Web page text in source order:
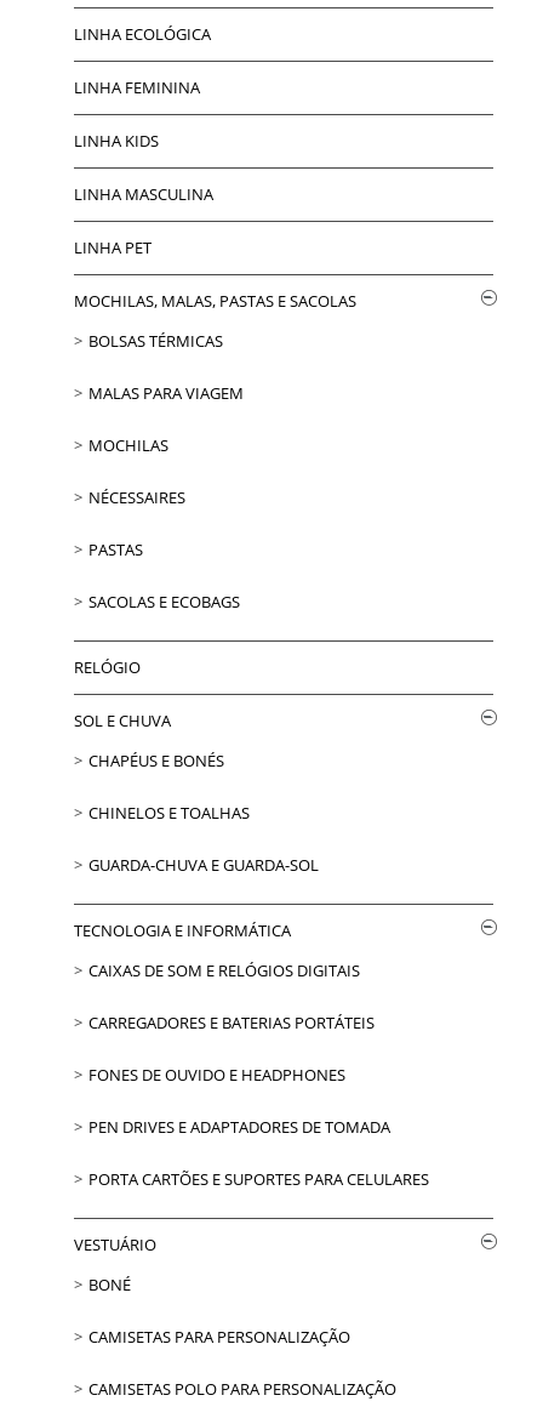
LINHA ECOLÓGICA
LINHA FEMININA
LINHA KIDS
LINHA MASCULINA
LINHA PET
MOCHILAS, MALAS, PASTAS E SACOLAS
BOLSAS TÉRMICAS
MALAS PARA VIAGEM
MOCHILAS
NÉCESSAIRES
PASTAS
SACOLAS E ECOBAGS
RELÓGIO
SOL E CHUVA
CHAPÉUS E BONÉS
CHINELOS E TOALHAS
GUARDA-CHUVA E GUARDA-SOL
TECNOLOGIA E INFORMÁTICA
CAIXAS DE SOM E RELÓGIOS DIGITAIS
CARREGADORES E BATERIAS PORTÁTEIS
FONES DE OUVIDO E HEADPHONES
PEN DRIVES E ADAPTADORES DE TOMADA
PORTA CARTÕES E SUPORTES PARA CELULARES
VESTUÁRIO
BONÉ
CAMISETAS PARA PERSONALIZAÇÃO
CAMISETAS POLO PARA PERSONALIZAÇÃO